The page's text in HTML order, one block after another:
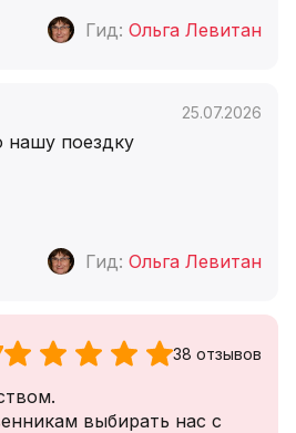
Гид: Ольга Левитан
25.07.2026
нашу поездку
Гид: Ольга Левитан
38 отзывов
выбирать нас с